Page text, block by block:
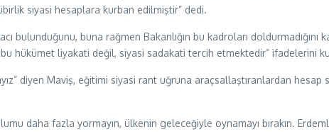
siyasi hesaplara kurban edilmiştir” dedi.
buna rağmen Bakanlığın bu kadroları doldurmadığını
hükümet liyakati değil, siyasi sadakati tercih etmektedir” ifadelerini
diyen Maviş, eğitimi siyasi rant uğruna araçsallaştıranlardan
daha fazla yormayın, ülkenin geleceğiyle oynamayı bırakın.